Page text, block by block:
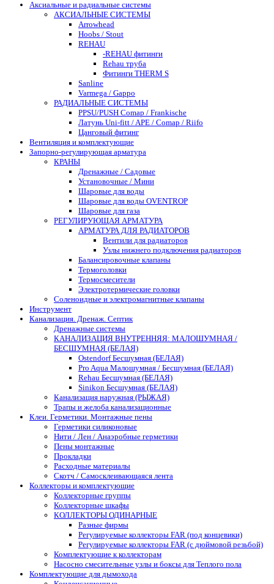
Аксиальные и радиальные системы
АКСИАЛЬНЫЕ СИСТЕМЫ
Arrowhead
Hoobs / Stout
REHAU
-REHAU фитинги
Rehau труба
Фитинги THERM S
Sanline
Varmega / Gappo
РАДИАЛЬНЫЕ СИСТЕМЫ
PPSU/PUSH Comap / Frankische
Латунь Uni-fitt / APE / Comap / Riifo
Цанговый фитинг
Вентиляция и комплектующие
Запорно-регулирующая арматура
КРАНЫ
Дренажные / Садовые
Установочные / Мини
Шаровые для воды
Шаровые для воды OVENTROP
Шаровые для газа
РЕГУЛИРУЮЩАЯ АРМАТУРА
АРМАТУРА ДЛЯ РАДИАТОРОВ
Вентили для радиаторов
Узлы нижнего подключения радиаторов
Балансировочные клапаны
Термоголовки
Термосмесители
Электротермические головки
Соленоидные и электромагнитные клапаны
Инструмент
Канализация. Дренаж. Септик
Дренажные системы
КАНАЛИЗАЦИЯ ВНУТРЕННЯЯ: МАЛОШУМНАЯ /
БЕСШУМНАЯ (БЕЛАЯ)
Ostendorf Бесшумная (БЕЛАЯ)
Pro Aqua Малошумная / Бесшумная (БЕЛАЯ)
Rehau Бесшумная (БЕЛАЯ)
Sinikon Бесшумная (БЕЛАЯ)
Канализация наружная (РЫЖАЯ)
Трапы и желоба канализационные
Клеи. Герметики. Монтажные пены
Герметики силиконовые
Нити / Лен / Анаэробные герметики
Пены монтажные
Прокладки
Расходные материалы
Скотч / Самосклеивающаяся лента
Коллекторы и комплектующие
Коллекторные группы
Коллекторные шкафы
КОЛЛЕКТОРЫ ОДИНАРНЫЕ
Разные фирмы
Регулируемые коллекторы FAR (под концевики)
Регулируемые коллекторы FAR (с дюймовой резьбой)
Комплектующие к коллекторам
Насосно смесительные узлы и боксы для Теплого пола
Комплектующие для дымохода